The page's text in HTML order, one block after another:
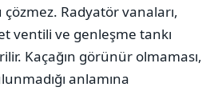
Radyatör vanaları,
ventili ve genleşme tankı
Kaçağın görünür olmaması,
anlamına